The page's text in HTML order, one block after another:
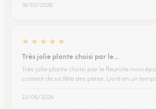
16/02/2026
★ ★ ★ ★ ★
Très jolie plante choisi par le…
Très jolie plante choisi par le fleuriste mon
content de sa fête des pères. Livré en un
22/06/2026